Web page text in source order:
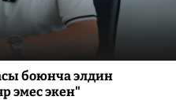
боюнча элдин
эмес экен"